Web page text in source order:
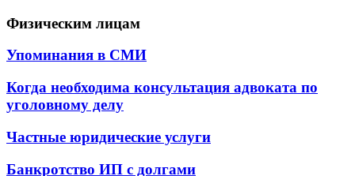
Физическим лицам
Упоминания в СМИ
Когда необходима консультация адвоката по
уголовному делу
Частные юридические услуги
Банкротство ИП с долгами